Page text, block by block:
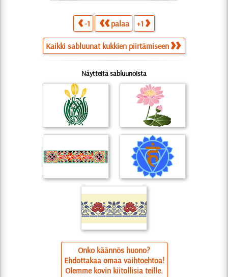
-1 palaa +1
Kaikki sabluunat kukkien piirtämiseen
Näytteitä sabluunoista
Onko käännös huono?
Ehdottakaa omaa vaihtoehtoa!
Olemme kovin kiitollisia teille.